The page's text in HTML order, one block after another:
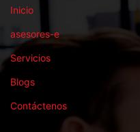
Inicio
asesores-e
Servicios
Blogs
Contáctenos